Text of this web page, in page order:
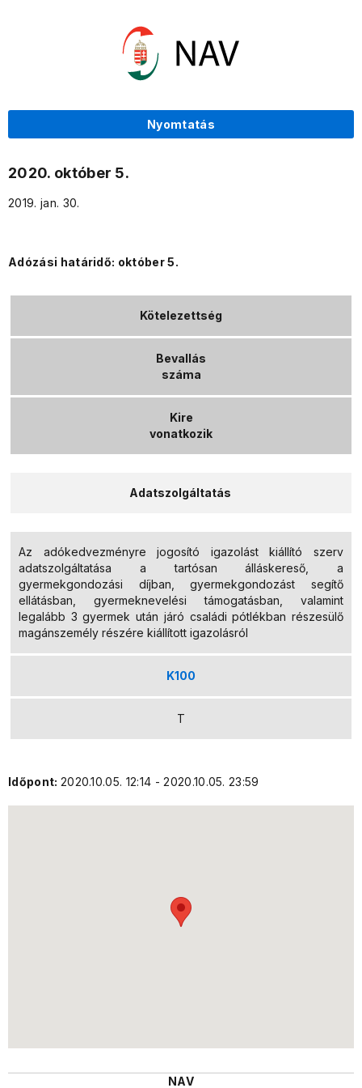
Nyomtatás
2020. október 5.
2019. jan. 30.
Adózási határidő: október 5.
Kötelezettség
Bevallás
száma
Kire
vonatkozik
Adatszolgáltatás
Az adókedvezményre jogosító igazolást kiállító szerv
adatszolgáltatása a tartósan álláskereső, a
gyermekgondozási díjban, gyermekgondozást segítő
ellátásban, gyermeknevelési támogatásban, valamint
legalább 3 gyermek után járó családi pótlékban részesülő
magánszemély részére kiállított igazolásról
K100
T
Időpont: 2020.10.05. 12:14 - 2020.10.05. 23:59
NAV